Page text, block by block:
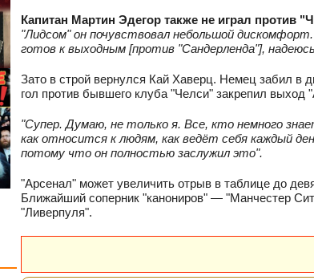
Капитан Мартин Эдегор также не играл против
"Лидсом" он почувствовал небольшой
готов к выходным [против "Сандерленда"],
Зато в строй вернулся Кай Хаверц. Немец забил в
гол против бывшего клуба "Челси" закрепил выход
"Супер. Думаю, не только я. Все, кто немного
как относится к людям, как ведёт себя каждый
потому что он полностью заслужил это".
"Арсенал" может увеличить отрыв в таблице до
Ближайший соперник "канониров" — "Манчестер
"Ливерпуля".